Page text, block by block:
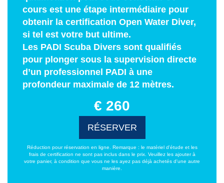
cours est une étape intermédiaire pour
obtenir la certification Open Water Diver,
si tel est votre but ultime.
Les PADI Scuba Divers sont qualifiés
pour plonger sous la supervision directe
d’un professionnel PADI à une
profondeur maximale de 12 mètres.
€ 260
RÉSERVER
Réduction pour réservation en ligne. Remarque : le matériel d'étude et les
frais de certification ne sont pas inclus dans le prix. Veuillez les ajouter à
votre panier, à condition que vous ne les ayez pas déjà achetés d'une autre
manière.